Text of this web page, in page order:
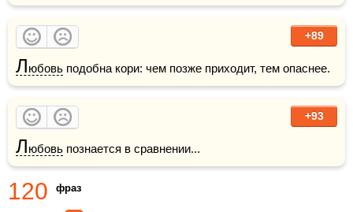
+89
Любовь подобна кори: чем позже приходит, тем опаснее.
+93
Любовь познается в сравнении...
120 фраз